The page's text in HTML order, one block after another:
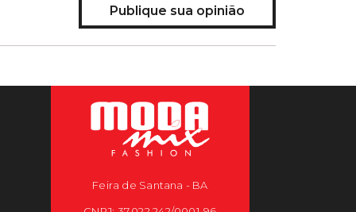
Publique sua opinião
Feira de Santana - BA